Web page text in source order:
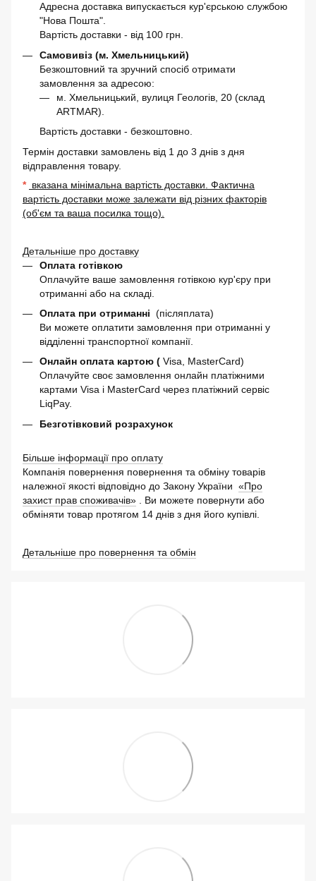
Адресна доставка випускається кур'єрською службою
"Нова Пошта".
Вартість доставки - від 100 грн.
Самовивіз (м. Хмельницький)
Безкоштовний та зручний спосіб отримати
замовлення за адресою:
м. Хмельницький, вулиця Геологів, 20 (склад
ARTMAR).
Вартість доставки - безкоштовно.
Термін доставки замовлень від 1 до 3 днів з дня
відправлення товару.
* вказана мінімальна вартість доставки. Фактична
вартість доставки може залежати від різних факторів
(об'єм та ваша посилка тощо).
Детальніше про доставку
Оплата готівкою
Оплачуйте ваше замовлення готівкою кур'єру при
отриманні або на складі.
Оплата при отриманні (післяплата)
Ви можете оплатити замовлення при отриманні у
відділенні транспортної компанії.
Онлайн оплата картою ( Visa, MasterCard)
Оплачуйте своє замовлення онлайн платіжними
картами Visa і MasterCard через платіжний сервіс
LiqPay.
Безготівковий розрахунок
Більше інформації про оплату
Компанія повернення повернення та обміну товарів
належної якості відповідно до Закону України «Про
захист прав споживачів» . Ви можете повернути або
обміняти товар протягом 14 днів з дня його купівлі.
Детальніше про повернення та обмін